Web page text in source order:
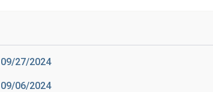
09/27/2024
09/06/2024